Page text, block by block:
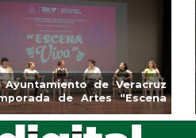
impulsa la
con la Copa Coyote